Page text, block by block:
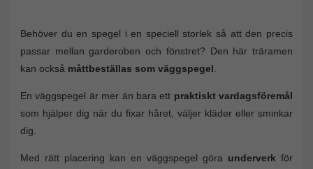
Behöver du en spegel i en speciell storlek så att den precis
passar mellan garderoben och fönstret? Den här träramen
kan också måttbeställas som väggspegel
En väggspegel är mer än bara ett praktiskt vardagsföremål
som hjälper dig när du fixar håret, väljer kläder eller sminkar
dig.
Med rätt placering kan en väggspegel göra underverk för